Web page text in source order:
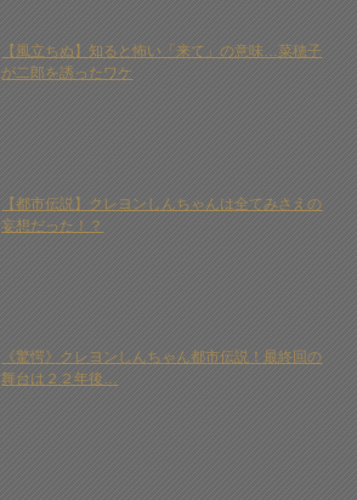
【風立ちぬ】知ると怖い「来て」の意味…菜穂子
が二郎を誘ったワケ
【都市伝説】クレヨンしんちゃんは全てみさえの
妄想だった！？
《驚愕》クレヨンしんちゃん都市伝説！最終回の
舞台は２２年後…